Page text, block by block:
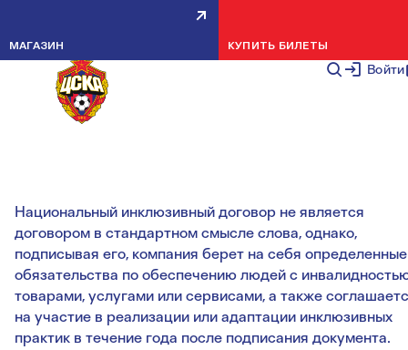
Войти
МАГАЗИН КУПИТЬ БИЛЕТЫ
ПФК ЦСКА ПОДПИСАЛ
НАЦИОНАЛЬНЫЙ
ИНКЛЮЗИВНЫЙ ДОГОВОР
Национальный инклюзивный договор не является
договором в стандартном смысле слова, однако,
подписывая его, компания берет на себя определенные
обязательства по обеспечению людей с
товарами, услугами или сервисами, а также
на участие в реализации или адаптации инклюзивных
практик в течение года после подписания документа.